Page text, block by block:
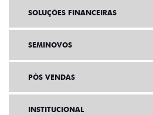
SOLUÇÕES FINANCEIRAS
SEMINOVOS
PÓS VENDAS
INSTITUCIONAL